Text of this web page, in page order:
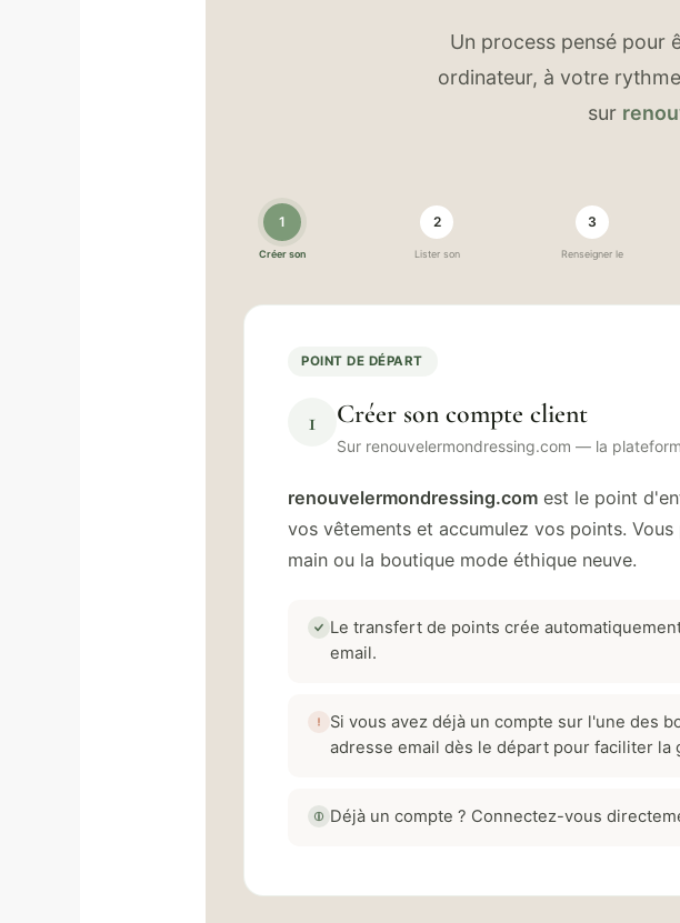
Un process pensé pour
ordinateur, à votre
sur
1
Créer son
2
Lister son
3
Renseigner le
POINT DE DÉPART
1 Créer son compte client
Sur renouvelermondressing.com — la
renouvelermondressing.comest le point
vos vêtements et accumulez vos points.
main ou la boutique mode éthique neuve.
Le transfert de points crée
email.
Si vous avez déjà un compte sur l'une des
adresse email dès le départ pour faciliter la
Déjà un compte ? Connectez-vous